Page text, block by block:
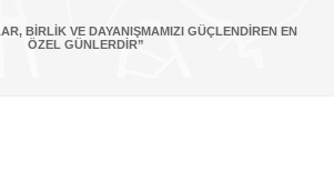
BIRLIK VE DAYANIŞMAMIZI GÜÇLENDIREN EN
ÖZEL GÜNLERDIR”